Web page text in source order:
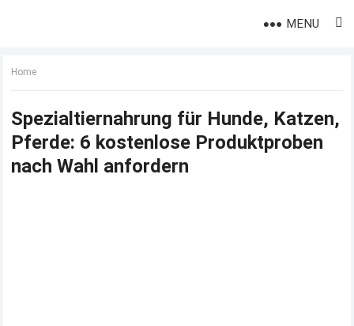
MENU
Home
Spezialtiernahrung für Hunde, Katzen,
Pferde: 6 kostenlose Produktproben
nach Wahl anfordern